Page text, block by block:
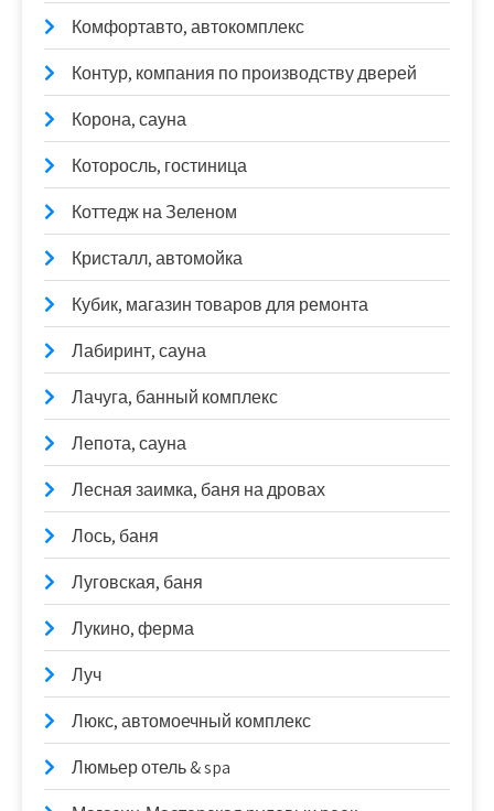
Комфортавто, автокомплекс
Контур, компания по производству дверей
Корона, сауна
Которосль, гостиница
Коттедж на Зеленом
Кристалл, автомойка
Кубик, магазин товаров для ремонта
Лабиринт, сауна
Лачуга, банный комплекс
Лепота, сауна
Лесная заимка, баня на дровах
Лось, баня
Луговская, баня
Лукино, ферма
Луч
Люкс, автомоечный комплекс
Люмьер отель & spa